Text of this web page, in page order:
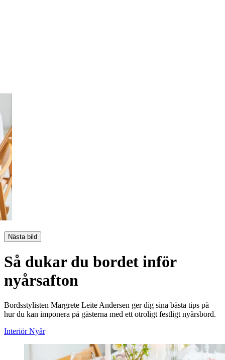
Nästa bild
Så dukar du bordet inför
nyårsafton
Bordsstylisten Margrete Leite Andersen ger dig sina bästa tips på
hur du kan imponera på gästerna med ett otroligt festligt nyårsbord.
Interiör Nyår